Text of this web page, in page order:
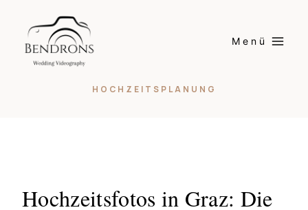
content
Menü
HOCHZEITSPLANUNG
Hochzeitsfotos in Graz: Die